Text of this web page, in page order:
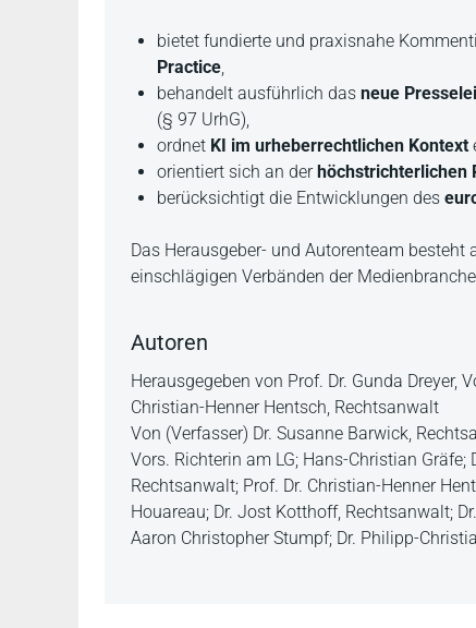
bietet fundierte und praxisnahe
Practice,
behandelt ausführlich das neue
(§ 97 UrhG),
ordnet KI im urheberrechtlichen Kontext
orientiert sich an derhöchstrichterlichen
berücksichtigt die Entwicklungen des
Das Herausgeber- und Autorenteam
einschlägigen Verbänden der
Autoren
Herausgegeben von Prof. Dr. Gunda Dreyer,
Christian-Henner Hentsch, Rechtsanwalt
Von (Verfasser) Dr. Susanne Barwick,
Vors. Richterin am LG; Hans-Christian
Rechtsanwalt; Prof. Dr. Christian-Henner
Houareau; Dr. Jost Kotthoff, Rechtsanwalt;
Aaron Christopher Stumpf; Dr. Philipp-